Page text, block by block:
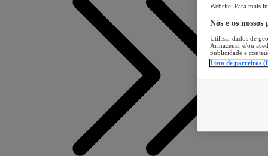
Website. Para mais
Nós e os
Utilizar dados de
Armazenar e/ou
publicidade e
Lista de parceiros